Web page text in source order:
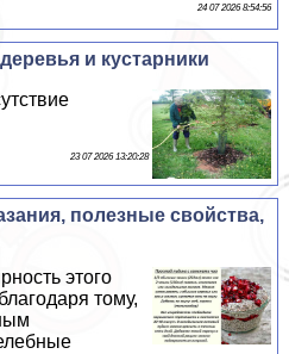
24 07 2026 8:54:56
и кустарники
23 07 2026 13:20:28
полезные свойства,
этого
тому,